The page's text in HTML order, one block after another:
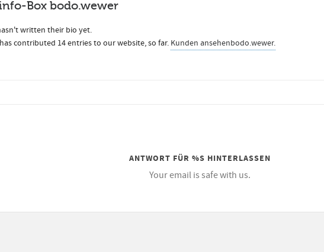
Box bodo.wewer
written their bio yet.
has contributed 14 entries to our website, so far. Kunden ansehenbodo.wewer.
ANTWORT FÜR %S HINTERLASSEN
Your email is safe with us.